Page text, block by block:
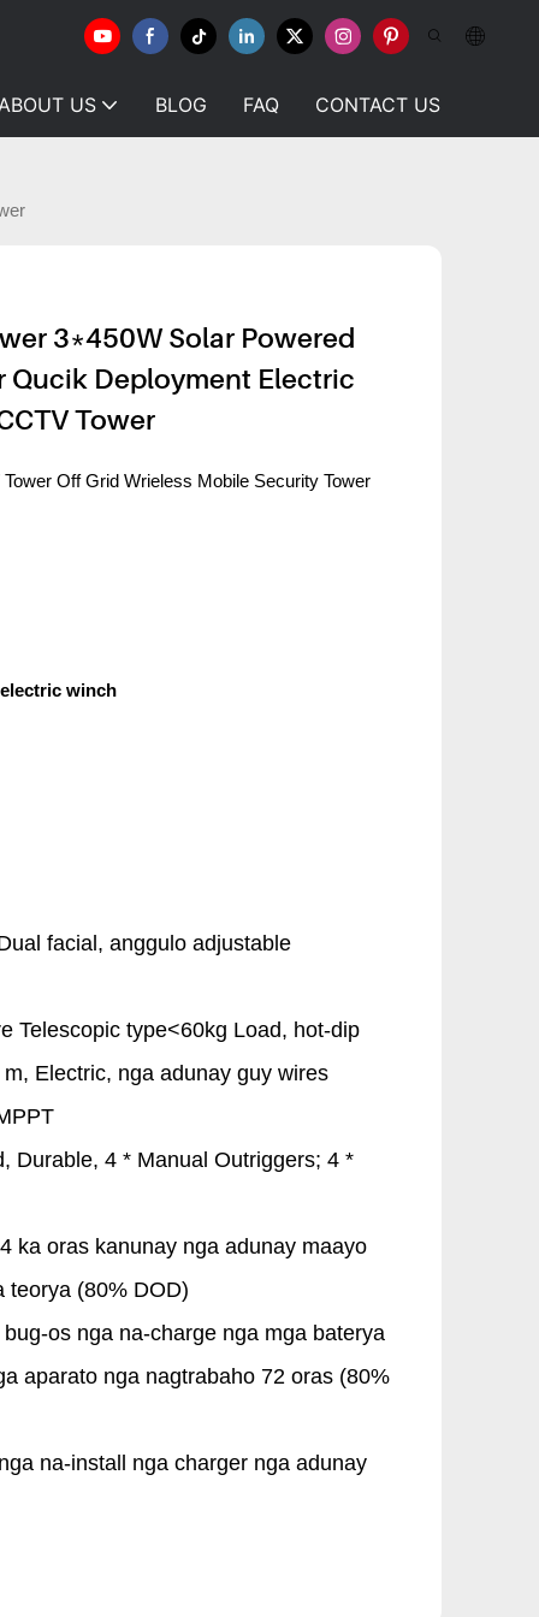
US BLOG FAQ CONTACT US
3*450W Solar Powered
Qucik Deployment Electric
Tower
Off Grid Wrieless Mobile Security Tower
winch
facial, anggulo adjustable
Telescopic type<60kg Load, hot-dip
Electric, nga adunay guy wires
Durable, 4 * Manual Outriggers; 4 *
ka oras kanunay nga adunay maayo
teorya (80% DOD)
bug-os nga na-charge nga mga baterya
aparato nga nagtrabaho 72 oras (80%
na-install nga charger nga adunay